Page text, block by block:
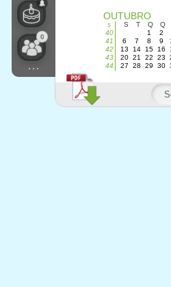
0
...
OUTUBRO
s S T Q Q
40
1 2
41
6 7 8 9
42
13 14 15 16
43
20 21 22 23
44
27 28 29 30